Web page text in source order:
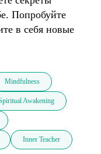
Попробуйте
в себя новые
Mindfulness
Awakening
Inner Teacher